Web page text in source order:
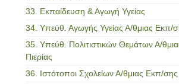
33. Εκπαίδευση & Αγωγή Υγείας
34. Υπεύθ. Αγωγής Υγείας Α/θμιας Εκπ/
35. Υπεύθ. Πολιτιστικών Θεμάτων Α/
Πιερίας
36. Ιστότοποι Σχολείων Α/θμιας Εκπ/σης